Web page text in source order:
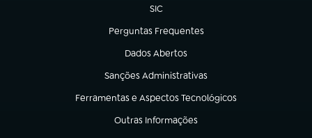
SIC
(abre em nova aba)
Perguntas Frequentes
(abre em nova aba)
Dados Abertos
(abre em nova aba)
Sanções Administrativas
(abre em nova aba)
Ferramentas e Aspectos Tecnológicos
(abre em nova aba)
Outras Informações
(abre em nova aba)